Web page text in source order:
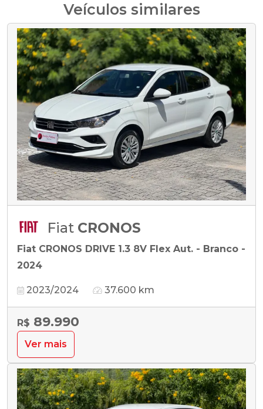
Veículos similares
Fiat CRONOS
Fiat CRONOS DRIVE 1.3 8V Flex Aut. - Branco -
2024
2023/2024 37.600 km
R$ 89.990
Ver mais